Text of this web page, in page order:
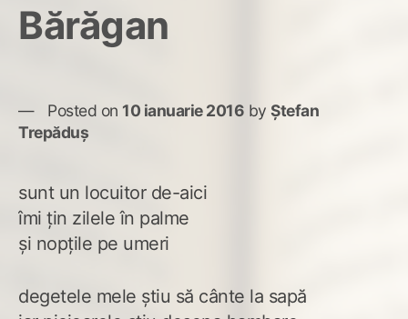
Bărăgan
Posted on 10 ianuarie 2016 by Ștefan
Trepăduș
sunt un locuitor de-aici
îmi țin zilele în palme
și nopțile pe umeri
degetele mele știu să cânte la sapă